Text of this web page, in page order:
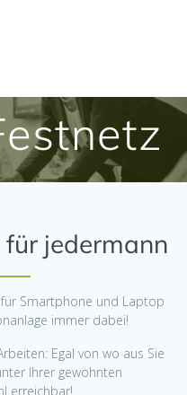
jedermann
Smartphone und Laptop
immer dabei!
Egal von wo aus Sie
Ihrer gewohnten
erreichbar!